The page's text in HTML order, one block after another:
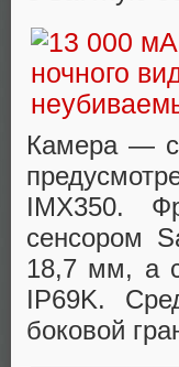
Камера — с
IMX350.
сенсором
18,7 мм, а
IP69K.
боковой